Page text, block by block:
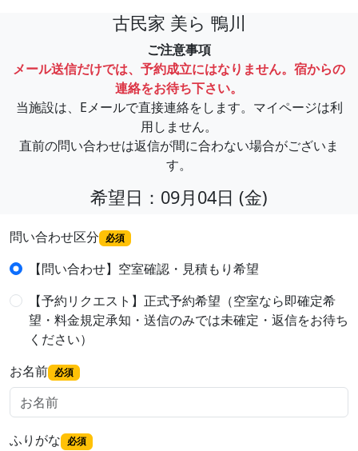
古民家 美ら 鴨川
ご注意事項
メール送信だけでは、予約成立にはなりません。宿からの
連絡をお待ち下さい。
当施設は、Eメールで直接連絡をします。マイページは利
用しません。
直前の問い合わせは返信が間に合わない場合がございま
す。
希望日：09月04日 (金)
問い合わせ区分 必須
【問い合わせ】空室確認・見積もり希望
【予約リクエスト】正式予約希望（空室なら即確定希
望・料金規定承知・送信のみでは未確定・返信をお待ち
ください）
お名前 必須
ふりがな 必須